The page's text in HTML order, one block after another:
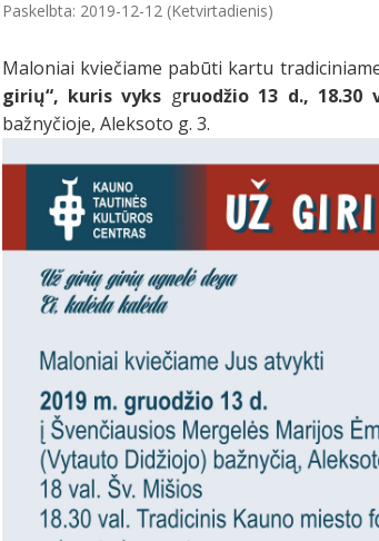
Paskelbta: 2019-12-12 (Ketvirtadienis)
Maloniai kviečiame pabūti kartu
girių“, kuris vyks gruodžio 13 d., 18.30
bažnyčioje, Aleksoto g. 3.